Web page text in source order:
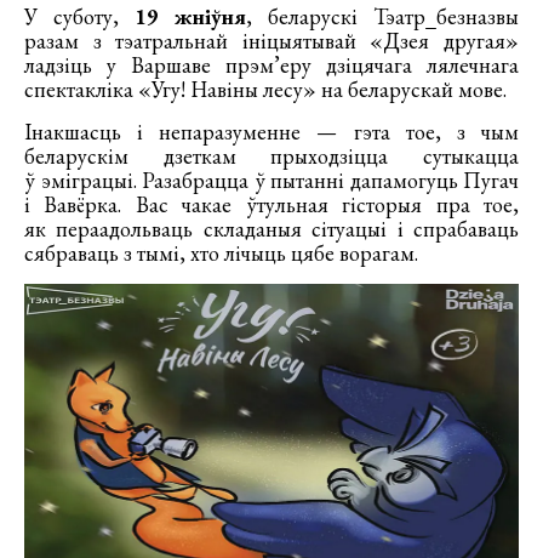
У суботу, 19 жніўня, беларускі Тэатр_безназвы
разам з тэатральнай ініцыятывай «Дзея другая»
ладзіць у Варшаве прэм’еру дзіцячага лялечнага
спектакліка «Угу! Навіны лесу» на беларускай мове.
Інакшасць і непаразуменне — гэта тое, з чым
беларускім дзеткам прыходзіцца сутыкацца
ў эміграцыі. Разабрацца ў пытанні дапамогуць Пугач
і Вавёрка. Вас чакае ўтульная гісторыя пра тое,
як пераадольваць складаныя сітуацыі і спрабаваць
сябраваць з тымі, хто лічыць цябе ворагам.